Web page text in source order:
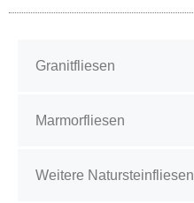
Granitfliesen
Marmorfliesen
Weitere Natursteinfliesen